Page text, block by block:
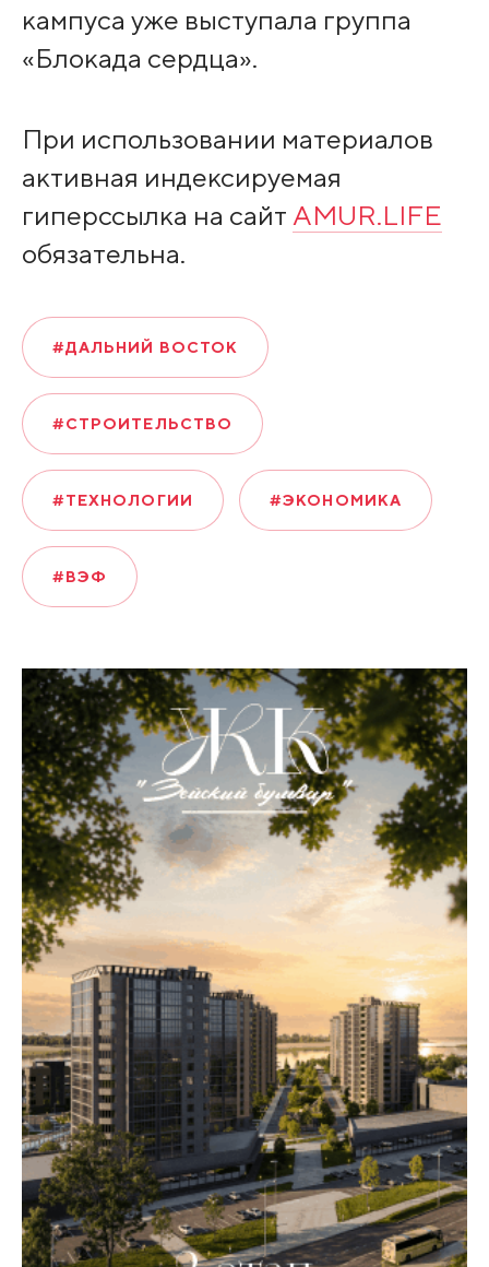
кампуса уже выступала группа
«Блокада сердца».
При использовании материалов
активная индексируемая
гиперссылка на сайт AMUR.LIFE
обязательна.
#ДАЛЬНИЙ ВОСТОК
#СТРОИТЕЛЬСТВО
#ТЕХНОЛОГИИ #ЭКОНОМИКА
#ВЭФ